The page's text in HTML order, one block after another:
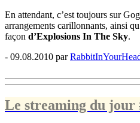
En attendant, c’est toujours sur
arrangements carillonnants, ainsi
façon d’Explosions In The Sky.
- 09.08.2010 par
Le streaming du jour